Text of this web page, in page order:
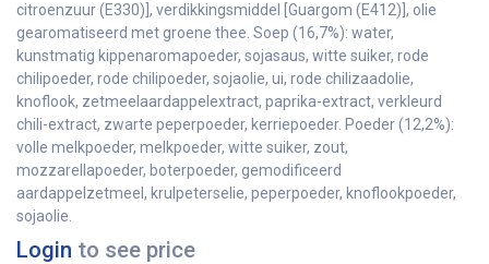
citroenzuur (E330)], verdikkingsmiddel [Guargom (E412)], olie
gearomatiseerd met groene thee. Soep (16,7%): water,
kunstmatig kippenaromapoeder, sojasaus, witte suiker, rode
chilipoeder, rode chilipoeder, sojaolie, ui, rode chilizaadolie,
knoflook, zetmeelaardappelextract, paprika-extract, verkleurd
chili-extract, zwarte peperpoeder, kerriepoeder. Poeder (12,2%):
volle melkpoeder, melkpoeder, witte suiker, zout,
mozzarellapoeder, boterpoeder, gemodificeerd
aardappelzetmeel, krulpeterselie, peperpoeder, knoflookpoeder,
sojaolie.
Login to see price